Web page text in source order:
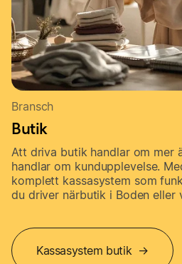
Bransch
Butik
Att driva butik handlar om mer
handlar om kundupplevelse.
komplett kassasystem som
du driver närbutik i Boden eller
Kassasystem butik →